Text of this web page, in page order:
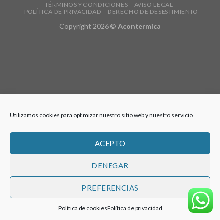
Utilizamos cookies para optimizar nuestro sitio web y nuestro servicio.
ACEPTO
DENEGAR
PREFERENCIAS
Política de cookiesPolítica de privacidad
TÉRMINOS Y CONDICIONES
AVISO LEGAL
POLÍTICA DE PRIVACIDAD
DERECHO DE DESESTIMIENTO
Copyright 2026 © Acontermica